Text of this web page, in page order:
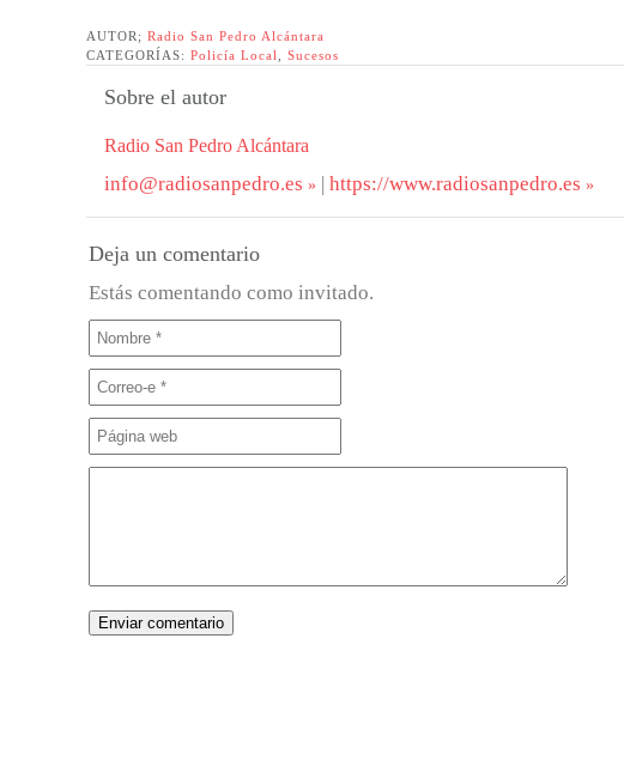
AUTOR; Radio San Pedro Alcántara
CATEGORÍAS: Policía Local Sucesos
Sobre el autor
Radio San Pedro Alcántara
info@radiosanpedro.es | https://www.radiosanpedro.es
Deja un comentario
Estás comentando como invitado.